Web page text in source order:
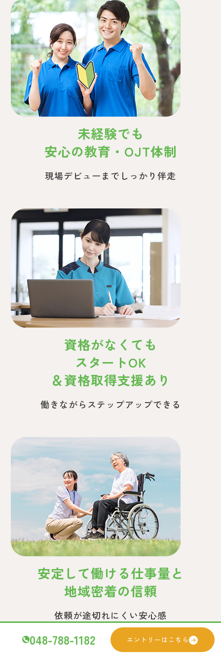
048-788-1182 エントリーはこちら
未経験でも
安心の教育・ OJT体制
現場デビューまでしっかり伴走
資格がなくても
スタートOK
＆資格取得支援あり
働きながらステップアップできる
安定して働ける仕事量と
地域密着の信頼
依頼が途切れにくい安心感